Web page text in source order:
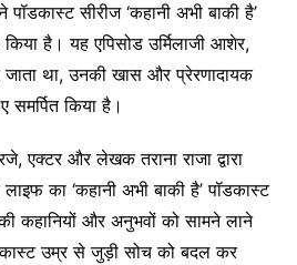
सीरीज ‘कहानी अभी बाकी है’
है। यह एपिसोड उर्मिलाजी आशेर,
जाता था, उनकी खास और प्रेरणादायक
समर्पित किया है।
एक्टर और लेखक तराना राजा द्वारा
का ‘कहानी अभी बाकी है’ पॉडकास्ट
कहानियों और अनुभवों को सामने लाने
उम्र से जुड़ी सोच को बदल कर